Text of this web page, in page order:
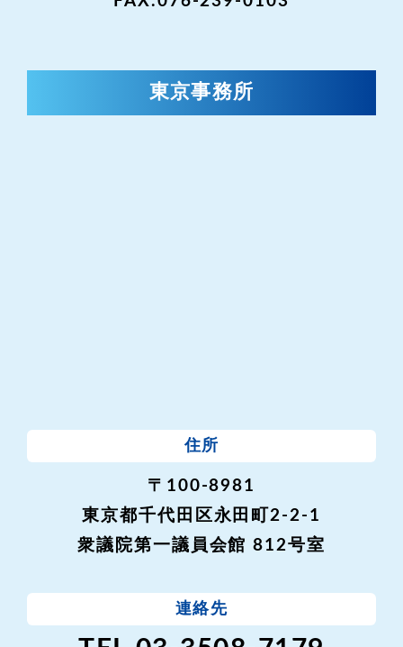
東京事務所
住所
〒100-8981
東京都千代田区永田町2-2-1
衆議院第一議員会館 812号室
連絡先